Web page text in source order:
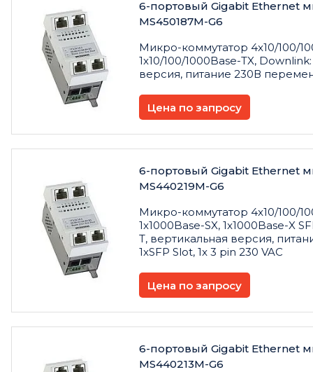
6-портовый Gigabit Ethernet
MS450187M-G6
Микро-коммутатор 4x10/100/
1x10/100/1000Base-TX,
версия, питание 230В
Цена по запросу
6-портовый Gigabit Ethernet
MS440219M-G6
Микро-коммутатор 4x10/100/
1x1000Base-SX, 1x1000Base-X
T, вертикальная версия,
1xSFP Slot, 1x 3 pin 230 VAC
Цена по запросу
6-портовый Gigabit Ethernet
MS440213M-G6